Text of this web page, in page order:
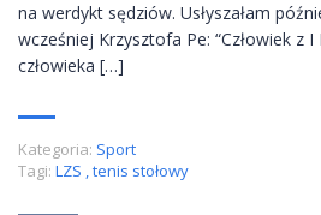
na werdykt sędziów. Usłyszałam
wcześniej Krzysztofa Pe: “Człowiek z
człowieka […]
Kategoria: Sport
Tagi: LZS ,tenis stołowy